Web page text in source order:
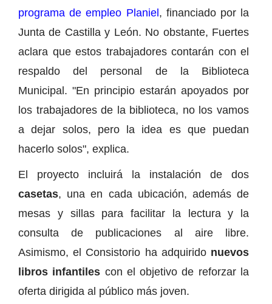
programa de empleo Planiel, financiado por la
Junta de Castilla y León. No obstante, Fuertes
aclara que estos trabajadores contarán con el
respaldo del personal de la Biblioteca
Municipal. "En principio estarán apoyados por
los trabajadores de la biblioteca, no los vamos
a dejar solos, pero la idea es que puedan
hacerlo solos", explica.
El proyecto incluirá la instalación de dos
casetas, una en cada ubicación, además de
mesas y sillas para facilitar la lectura y la
consulta de publicaciones al aire libre.
Asimismo, el Consistorio ha adquirido nuevos
libros infantiles con el objetivo de reforzar la
oferta dirigida al público más joven.